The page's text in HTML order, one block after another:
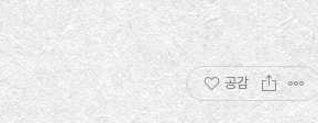
공감